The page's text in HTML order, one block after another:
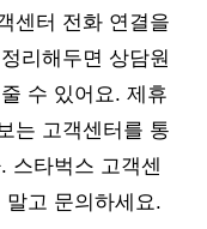
센터 전화 연결을
리해두면 상담원
수 있어요. 제휴
는 고객센터를 통
스타벅스 고객센
고 문의하세요.